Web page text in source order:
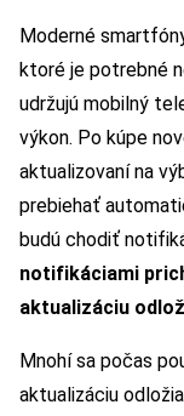
Moderné
ktoré je potrebné
udržujú mobilný
výkon. Po kúpe
aktualizovaní na
prebiehať
budú chodiť
notifikáciami
aktualizáciu
Mnohí sa počas
aktualizáciu